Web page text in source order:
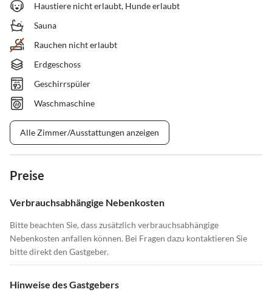
Haustiere nicht erlaubt, Hunde erlaubt
Sauna
Rauchen nicht erlaubt
Erdgeschoss
Geschirrspüler
Waschmaschine
Alle Zimmer/Ausstattungen anzeigen
Preise
Verbrauchsabhängige Nebenkosten
Bitte beachten Sie, dass zusätzlich verbrauchsabhängige
Nebenkosten anfallen können. Bei Fragen dazu kontaktieren Sie
bitte direkt den Gastgeber.
Hinweise des Gastgebers